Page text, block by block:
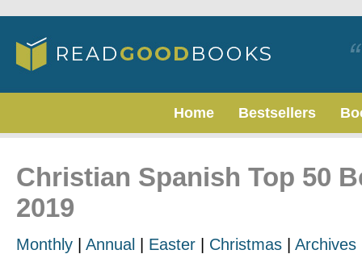
Home Bestsellers
Christian Spanish Top 50
2019
Monthly Annual Easter Christmas Archives